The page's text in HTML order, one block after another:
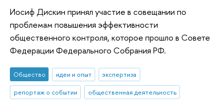
Иосиф Дискин принял участие в совещании по
проблемам повышения эффективности
общественного контроля, которое прошло в Совете
Федерации Федерального Собрания РФ.
Общество идеи и опыт
экспертиза
репортаж о событии
общественная деятельность